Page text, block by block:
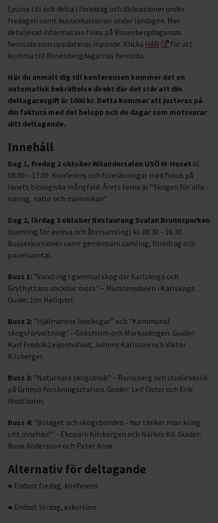
Lyssna till och delta i föredrag och diskussioner under
fredagen samt bussexkursioner under lördagen. Mer
detaljerad information finns på Rosenbergdagarnas
hemsida som uppdateras löpande. Klicka HÄR
för att
komma till Rosenbergdagarnas hemsida.
När du anmält dig till konferensen kommer det en
automatisk bekräftelse direkt där det står att din
deltagaravgift är 1000 kr. Detta kommer att justeras på
din faktura med det belopp och de dagar som motsvarar
ditt deltagande.
Innehåll
Dag 1, fredag 2 oktober Wilandersalen USÖ M-Huset kl.
08.00 – 17.00. Konferens och föreläsningar med fokus på
länets biologiska mångfald. Årets tema är ”Skogen för alla -
näring, natur och människan”.
Dag 2, lördag 3 oktober Restaurang Svalan Brunnsparken
(samling för avresa och återsamling) kl. 08.30 - 16.30.
Bussexkursioner samt gemensam samling, föredrag och
panelsamtal.
Buss 1: "Vandring i gammal skog där Karlskoga och
Grythyttans socknar möts" – Murstensdalen i Karlskoga.
Guide: Jim Hellqvist.
Buss 2: "Hjälmarens lövskogar" och "Kommunal
skogsförvaltning" - Göksholm och Markaskogen. Guider:
Karl Fredrik Leijonhufvud, Johnny Karlsson och Viktor
Kilsberger.
Buss 3: "Naturnära skogsbruk" – Ramsberg och studiebesök
på Grimsö forskningsstation. Guider: Leif Öster och Erik
Westholm.
Buss 4: "Bolaget och skogsbonden - hur tänker man kring
sitt innehav?" - Ekopark Kilsbergen och Närkes Kil. Guider:
Rune Andersson och Peter Arne.
Alternativ för deltagande
● Endast fredag, konferens
● Endast lördag, exkursion